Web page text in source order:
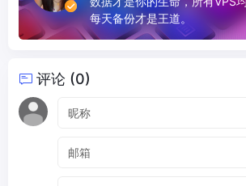
每天备份才是王道。
评论 (0)